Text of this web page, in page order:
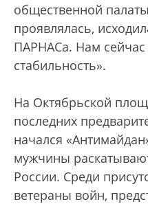
общественной
проявлялась,
ПАРНАСа. Нам
стабильность».
На Октябрьской
последних
начался
мужчины
России. Среди
ветераны войн,